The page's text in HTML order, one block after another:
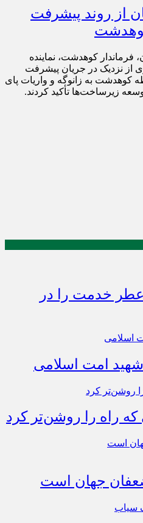
از روند پیشرفت
کوهدشت
فرماندار کوهدشت، نماینده
از نزدیک در جریان پیشرفت
کوهدشت به زانوگه و واریات پای
زیرساخت‌ها تأکید کردند.
خدمت را در
شهید امت اسلامی
راه را روشن‌تر کرد
جهان است